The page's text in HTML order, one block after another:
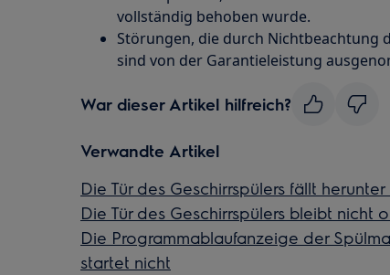
vollständig behoben wurde.
Störungen, die durch Nichtbeachtung
sind von der Garantieleistung
War dieser Artikel hilfreich?
Verwandte Artikel
Die Tür des Geschirrspülers fällt
Die Tür des Geschirrspülers bleibt nicht
Die Programmablaufanzeige der
startet nicht